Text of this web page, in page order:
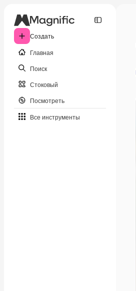
Создать
Главная
Поиск
Стоковый
Посмотреть
Все инструменты